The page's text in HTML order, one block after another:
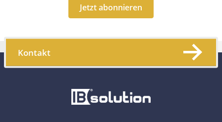
Jetzt abonnieren
Kontakt